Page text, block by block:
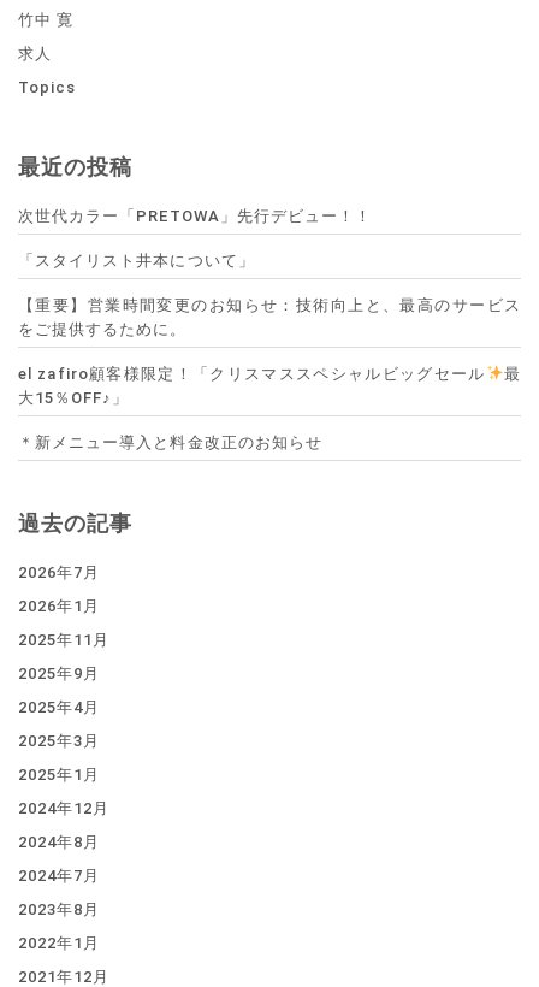
竹中 寛
求人
Topics
最近の投稿
次世代カラー「PRETOWA」先行デビュー！！
「スタイリスト井本について」
【重要】営業時間変更のお知らせ：技術向上と、最高のサービス
をご提供するために。
el zafiro顧客様限定！「クリスマススペシャルビッグセール
最
大15％OFF♪」
＊新メニュー導入と料金改正のお知らせ
過去の記事
2026年7月
2026年1月
2025年11月
2025年9月
2025年4月
2025年3月
2025年1月
2024年12月
2024年8月
2024年7月
2023年8月
2022年1月
2021年12月